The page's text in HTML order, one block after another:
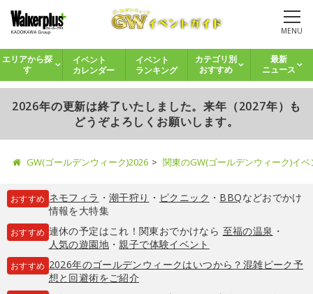
MENU
エリアから探
す
イベント
カレンダー
イベント
ランキング
カテゴリ別
おすすめ
最新
ニュース
2026年の更新は終了いたしました。来年（2027年）も
どうぞよろしくお願いします。
GW(ゴールデンウィーク)2026 関東のGW(ゴールデンウィーク)イ
おすすめ ネモフィラ ・ 潮干狩り ・ ピクニック ・ BBQなどおでかけ
情報を大特集
おすすめ 連休の予定はこれ！関東おでかけなら 至福の温泉 ・
人気の遊園地・親子で体験イベント
おすすめ 2026年のゴールデンウィークはいつから？混雑ピーク予
想と回避術をご紹介